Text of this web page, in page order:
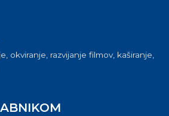
okviranje, razvijanje filmov, kaširanje,